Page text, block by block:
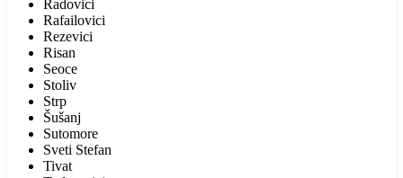
Radovici
Rafailovici
Rezevici
Risan
Seoce
Stoliv
Strp
Šušanj
Sutomore
Sveti Stefan
Tivat